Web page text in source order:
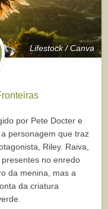
Lifestock / Canva
por Pete Docter e
personagem que traz
Riley. Raiva,
no enredo
da menina, mas a
da criatura